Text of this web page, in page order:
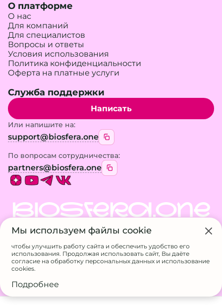
О платформе
О нас
Для компаний
Для специалистов
Вопросы и ответы
Условия использования
Политика конфиденциальности
Оферта на платные услуги
Служба поддержки
Написать
Или напишите на:
support@biosfera.one
По вопросам сотрудничества:
partners@biosfera.one
BIOSFERA.ONE
© 2026 BIOSFERA.ONE. Все права защищены.
только с разрешения владельца
ИП Галанина А.А.
Мы используем файлы cookie
чтобы улучшить работу сайта и обеспечить удобство его
использования. Продолжая использовать сайт, Вы даёте
согласие на обработку персональных данных и использование
cookies.
Подробнее